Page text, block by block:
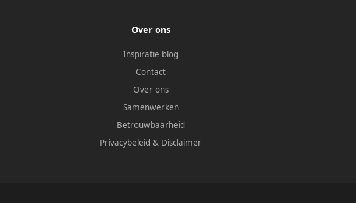
Over ons
Inspiratie blog
Contact
Over ons
Samenwerken
Betrouwbaarheid
Privacybeleid & Disclaimer